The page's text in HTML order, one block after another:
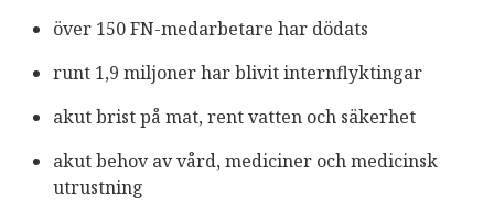
över 150 FN-medarbetare har dödats
runt 1,9 miljoner har blivit internflyktingar
akut brist på mat, rent vatten och säkerhet
akut behov av vård, mediciner och medicinsk
utrustning